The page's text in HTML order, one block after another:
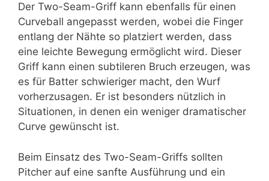
Der Two-Seam-Griff kann ebenfalls für einen
Curveball angepasst werden, wobei die Finger
entlang der Nähte so platziert werden, dass
eine leichte Bewegung ermöglicht wird. Dieser
Griff kann einen subtileren Bruch erzeugen, was
es für Batter schwieriger macht, den Wurf
vorherzusagen. Er ist besonders nützlich in
Situationen, in denen ein weniger dramatischer
Curve gewünscht ist.
Beim Einsatz des Two-Seam-Griffs sollten
Pitcher auf eine sanfte Ausführung und ein